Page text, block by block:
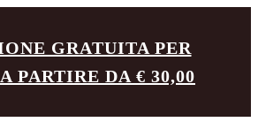
GRATUITA PER
PARTIRE DA € 30,00